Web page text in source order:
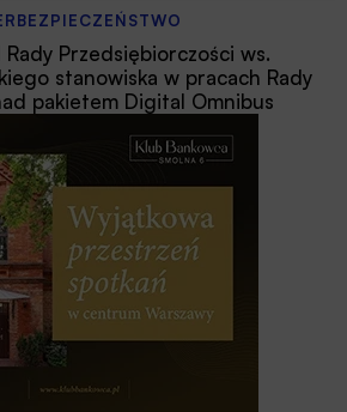
Rady Przedsiębiorczości ws.
stanowiska w pracach Rady
pakietem Digital Omnibus